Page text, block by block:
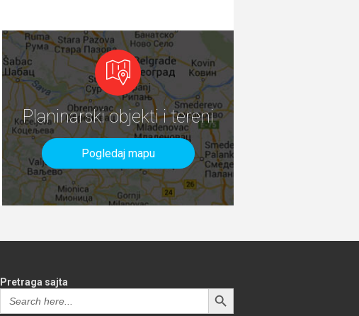
Planinarski objekti i tereni
Pogledaj mapu
Pretraga sajta
Search
for:
SEARCH BUTTON